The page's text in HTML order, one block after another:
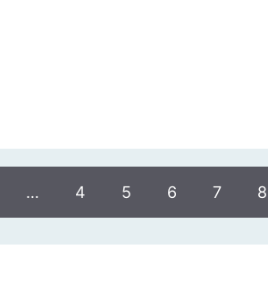
… 4 5 6 7 8